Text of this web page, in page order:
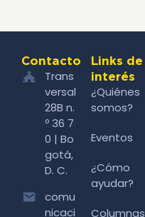
Contacto
Trans
versal
28B n.
º 36 7
0 | Bo
gotá,
D. C.
comu
nicaci
Links de
interés
¿Quiénes
somos?
Eventos
¿Cómo
ayudar?
Columnas